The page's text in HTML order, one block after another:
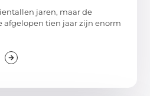
jaren, maar de
afgelopen tien jaar zijn enorm